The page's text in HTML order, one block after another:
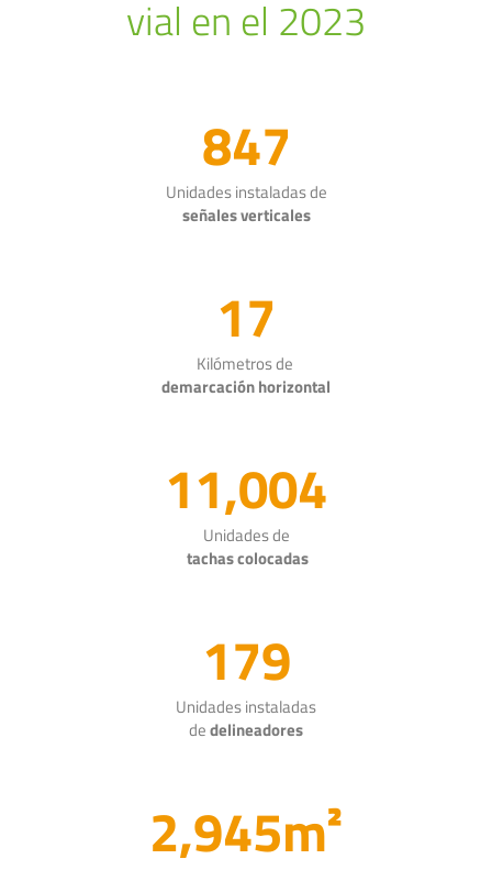
vial en el 2023
847
Unidades instaladas de
señales verticales
17
Kilómetros de
demarcación horizontal
11,004
Unidades de
tachas colocadas
179
Unidades instaladas
dedelineadores
2,945m²